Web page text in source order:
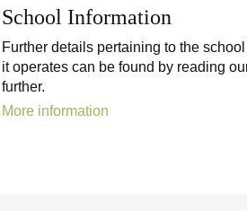
School Information
Further details pertaining to the
it operates can be found by reading
further.
More information